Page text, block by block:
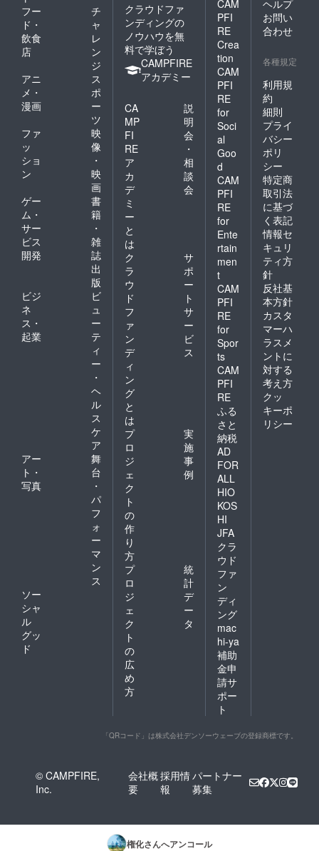
フー
ド・
飲食
店
チ
ャ
レ
ン
ジ
アニ
メ・
漫画
ス
ポ
ー
ツ
ファ
ッ
ショ
ン
映
像
・
映
画
ゲー
ム・
サー
ビス
開発
書
籍
・
雑
誌
出
版
ビジ
ネ
ス・
起業
ビ
ュ
ー
テ
ィ
ー
・
ヘ
ル
ス
ケ
ア
アー
ト・
写真
舞
台
・
パ
フ
ォ
ー
マ
ン
ス
ソー
シャ
ル
グッ
ド
クラウドファ
ンディングの
ノウハウを無
料で学ぼう
CAMPFIRE
アカデミー
CA
MP
FI
RE
ア
カ
デ
ミ
ー
と
は
説
明
会
・
相
談
会
ク
ラ
ウ
ド
フ
ァ
ン
デ
ィ
ン
グ
と
は
サ
ポ
ー
ト
サ
ー
ビ
ス
プ
ロ
ジ
ェ
ク
ト
の
作
り
方
実
施
事
例
プ
ロ
ジ
ェ
ク
ト
の
広
め
方
統
計
デ
ー
タ
CAM
PFI
RE
Crea
tion
CAM
PFI
RE
for
Soci
al
Goo
d
CAM
PFI
RE
for
Ente
rtain
men
t
CAM
PFI
RE
for
Spor
ts
CAM
PFI
RE
ふる
さと
納税
AD
FOR
ALL
HIO
KOS
HI
JFA
クラ
ウド
ファ
ン
ディ
ング
mac
hi-ya
補助
金申
請サ
ポー
ト
ヘルプ
お問い
合わせ
各種規定
利用規
約
細則
プライ
バシー
ポリ
シー
特定商
取引法
に基づ
く表記
情報セ
キュリ
ティ方
針
反社基
本方針
カスタ
マーハ
ラスメ
ントに
対する
考え方
クッ
キーポ
リシー
「QRコード」は株式会社デンソーウェーブの登録商標です。
© CAMPFIRE,
Inc.
会社概
要
採用情
報
パートナー
募集
権化さんへアンコール